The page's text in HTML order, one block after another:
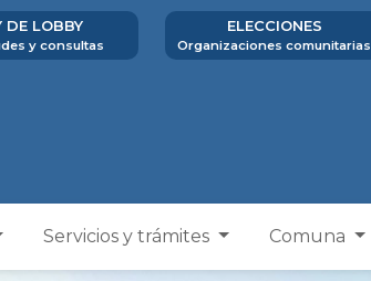
DE LOBBY
y consultas
ELECCIONES
Organizaciones comunitarias
Servicios y trámites Comuna